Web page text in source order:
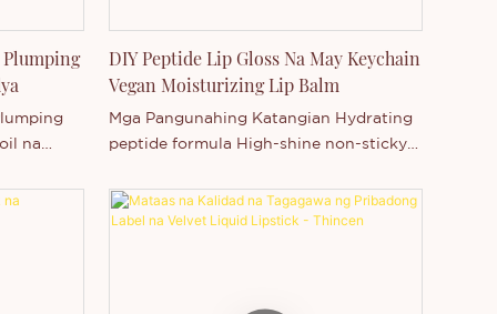
na
na
DIY Peptide Lip Gloss Na May Keychain
Vegan Moisturizing Lip Balm
Mga Pangunahing Katangian Hydrating
peptide formula High-shine non-sticky
ingredients Pagpapakinis at
pagpapakapal ng labi Mukhang